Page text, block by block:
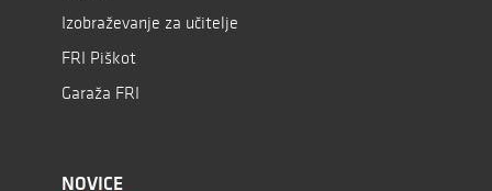
Izobraževanje za učitelje
FRI Piškot
Garaža FRI
NOVICE